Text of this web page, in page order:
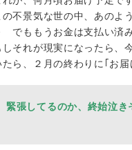
の不景気な世の中、あのよ
でももうお金は支払い済
しそれが現実になったら、
たら、２月の終わりに｢お
緊張してるのか、終始泣き